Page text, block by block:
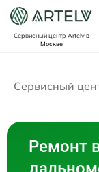
Сервисный центр Artelvв
Москве
Сервисный
Ремонт